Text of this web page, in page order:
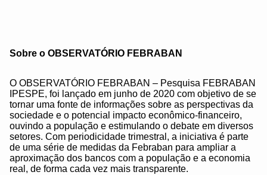
Sobre o OBSERVATÓRIO FEBRABAN
O OBSERVATÓRIO FEBRABAN – Pesquisa FEBRABAN
IPESPE, foi lançado em junho de 2020 com objetivo de se
tornar uma fonte de informações sobre as perspectivas da
sociedade e o potencial impacto econômico-financeiro,
ouvindo a população e estimulando o debate em diversos
setores. Com periodicidade trimestral, a iniciativa é parte
de uma série de medidas da Febraban para ampliar a
aproximação dos bancos com a população e a economia
real, de forma cada vez mais transparente.